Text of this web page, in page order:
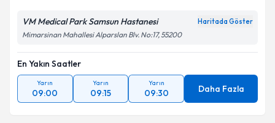
Metni 'ni okudum ve kişisel verilerimin belirtilen
kapsamda işlenmesini kabul ediyorum.
Takvim Talebini Gönder
VM Medical Park Samsun Hastanesi Haritada Göster
Mimarsinan Mahallesi Alparslan Blv. No:17, 55200
En Yakın Saatler
Yarın
09:00
Yarın
09:15
Yarın
09:30 Daha Fazla